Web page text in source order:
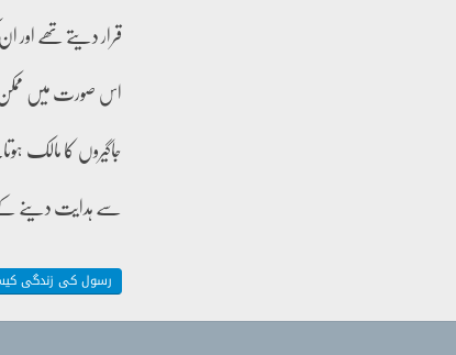
قرار دیتے تھے اور
اس صورت میں ممکن
جاگیروں کا مالک
سے ہدایت دینے
رسول کی زندگی